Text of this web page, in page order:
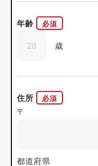
年齢
歳
住所
〒
都道府県